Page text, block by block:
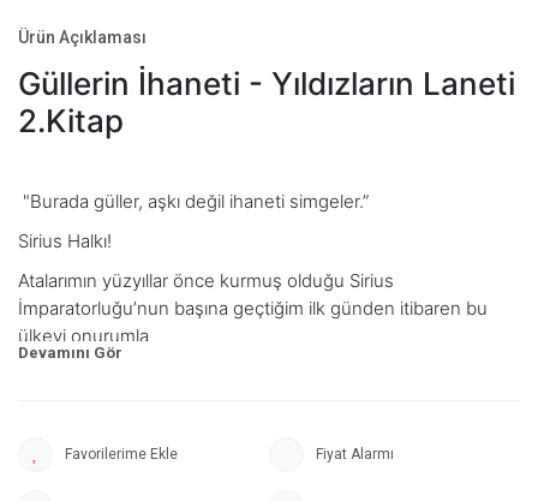
Ürün Açıklaması
Güllerin İhaneti - Yıldızların Laneti
2.Kitap
"Burada güller, aşkı değil ihaneti simgeler.”
Sirius Halkı!
Atalarımın yüzyıllar önce kurmuş olduğu Sirius
İmparatorluğu’nun başına geçtiğim ilk günden itibaren bu
ülkeyi onurumla
Çocuklarımızı bu lanetten kurtarmak ve ülkemizi tekrar
huzura kavuşturabilmek için verdiğimiz mücadelede
Fiyat Alarmı